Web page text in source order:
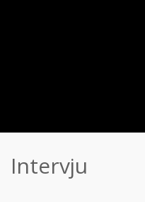
Intervju